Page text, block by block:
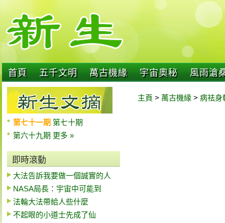
首頁 五千文明 萬古機緣 宇宙奧秘 風雨滄
第七十一期 第七十期
第六十九期 更多 »
即時滾動
大法告訴我要做一個誠實的人
NASA局長：宇宙中可能到
法輪大法帶給人些什麼
不起眼的小道士先成了仙
主頁 > 萬古機緣 > 病祛身